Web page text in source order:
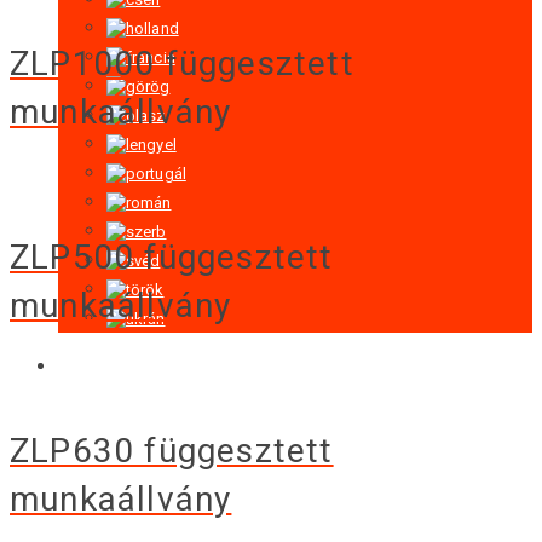
ZLP1000 függesztett
munkaállvány
ZLP500 függesztett
munkaállvány
ZLP630 függesztett
munkaállvány